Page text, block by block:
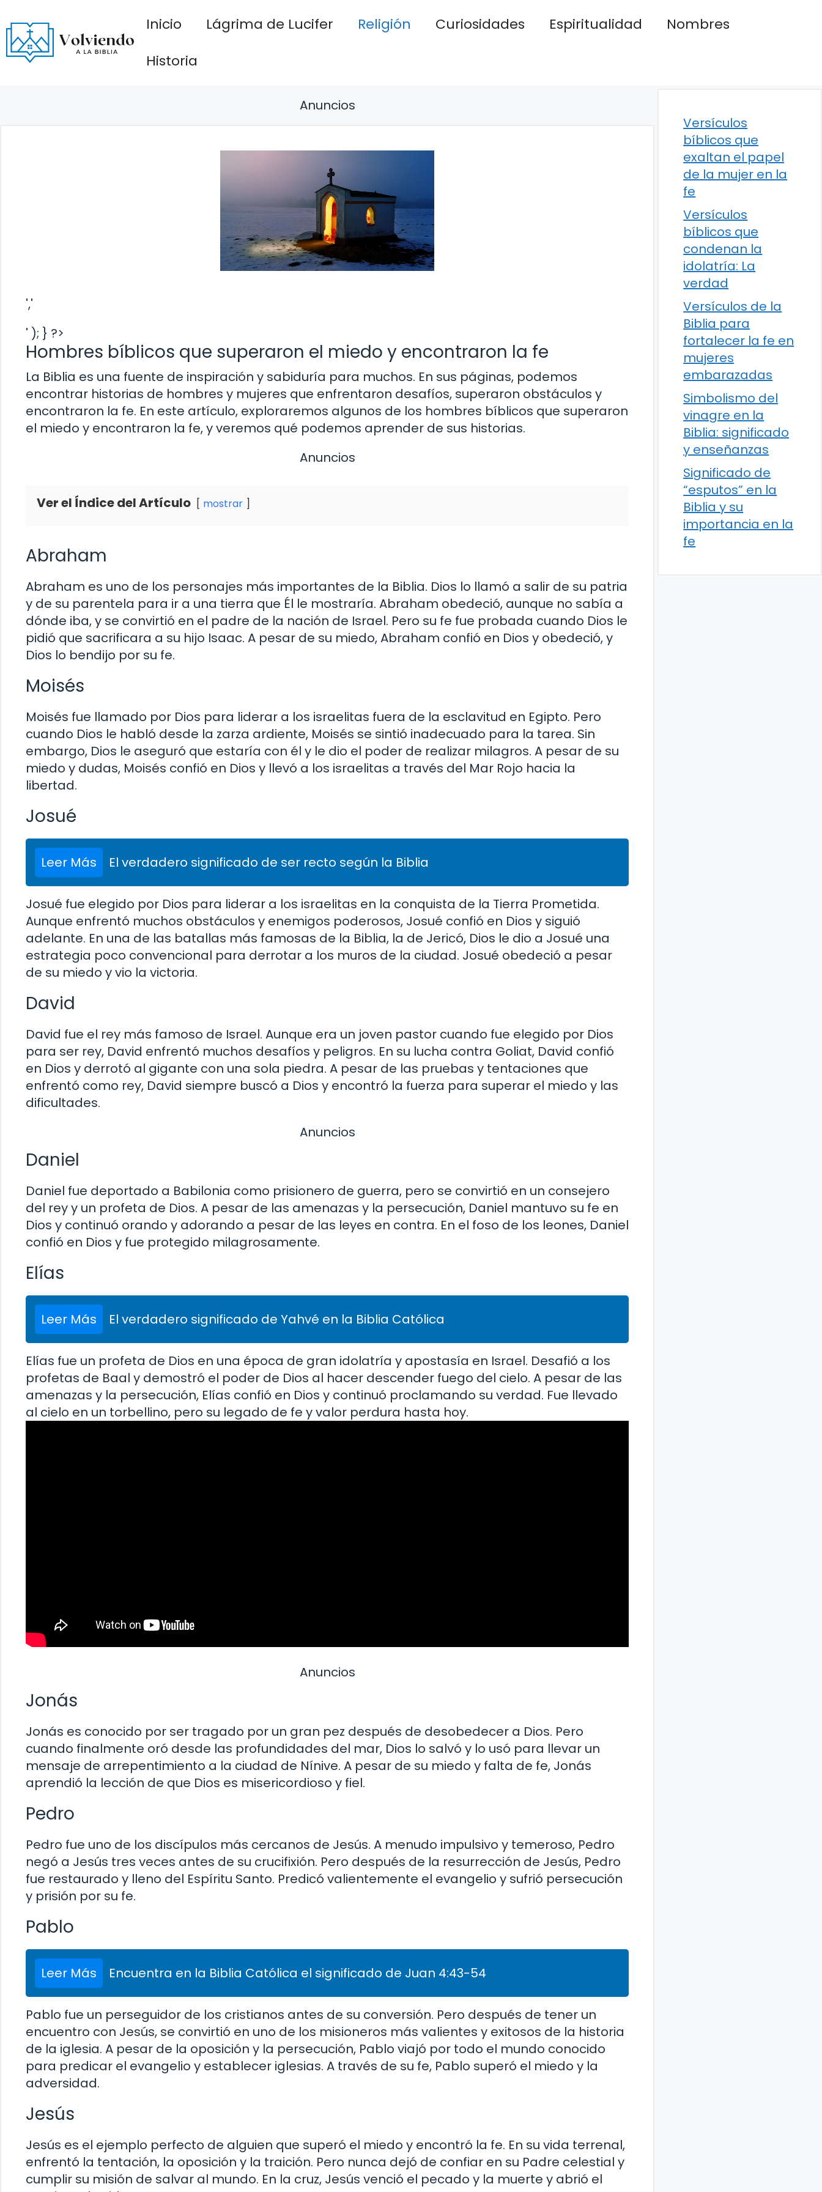
al
contenido
Inicio Lágrima de Lucifer Religión Curiosidades Espiritualidad
Nombres
Historia
Anuncios
','
' ); } ?>
Hombres bíblicos que superaron el miedo y encontraron la fe
La Biblia es una fuente de inspiración y sabiduría para muchos. En sus páginas, podemos
encontrar historias de hombres y mujeres que enfrentaron desafíos, superaron obstáculos y
encontraron la fe. En este artículo, exploraremos algunos de los hombres bíblicos que superaron
el miedo y encontraron la fe, y veremos qué podemos aprender de sus historias.
Anuncios
Ver el Índice del Artículo mostrar
Abraham
Abraham es uno de los personajes más importantes de la Biblia. Dios lo llamó a salir de su patria
y de su parentela para ir a una tierra que Él le mostraría. Abraham obedeció, aunque no sabía a
dónde iba, y se convirtió en el padre de la nación de Israel. Pero su fe fue probada cuando Dios le
pidió que sacrificara a su hijo Isaac. A pesar de su miedo, Abraham confió en Dios y obedeció, y
Dios lo bendijo por su fe.
Moisés
Moisés fue llamado por Dios para liderar a los israelitas fuera de la esclavitud en Egipto. Pero
cuando Dios le habló desde la zarza ardiente, Moisés se sintió inadecuado para la tarea. Sin
embargo, Dios le aseguró que estaría con él y le dio el poder de realizar milagros. A pesar de su
miedo y dudas, Moisés confió en Dios y llevó a los israelitas a través del Mar Rojo hacia la
libertad.
Josué
Leer Más El verdadero significado de ser recto según la Biblia
Josué fue elegido por Dios para liderar a los israelitas en la conquista de la Tierra Prometida.
Aunque enfrentó muchos obstáculos y enemigos poderosos, Josué confió en Dios y siguió
adelante. En una de las batallas más famosas de la Biblia, la de Jericó, Dios le dio a Josué una
estrategia poco convencional para derrotar a los muros de la ciudad. Josué obedeció a pesar
de su miedo y vio la victoria.
David
David fue el rey más famoso de Israel. Aunque era un joven pastor cuando fue elegido por Dios
para ser rey, David enfrentó muchos desafíos y peligros. En su lucha contra Goliat, David confió
en Dios y derrotó al gigante con una sola piedra. A pesar de las pruebas y tentaciones que
enfrentó como rey, David siempre buscó a Dios y encontró la fuerza para superar el miedo y las
dificultades.
Anuncios
Daniel
Daniel fue deportado a Babilonia como prisionero de guerra, pero se convirtió en un consejero
del rey y un profeta de Dios. A pesar de las amenazas y la persecución, Daniel mantuvo su fe en
Dios y continuó orando y adorando a pesar de las leyes en contra. En el foso de los leones, Daniel
confió en Dios y fue protegido milagrosamente.
Elías
Leer Más El verdadero significado de Yahvé en la Biblia Católica
Elías fue un profeta de Dios en una época de gran idolatría y apostasía en Israel. Desafió a los
profetas de Baal y demostró el poder de Dios al hacer descender fuego del cielo. A pesar de las
amenazas y la persecución, Elías confió en Dios y continuó proclamando su verdad. Fue llevado
al cielo en un torbellino, pero su legado de fe y valor perdura hasta hoy.
Anuncios
Jonás
Jonás es conocido por ser tragado por un gran pez después de desobedecer a Dios. Pero
cuando finalmente oró desde las profundidades del mar, Dios lo salvó y lo usó para llevar un
mensaje de arrepentimiento a la ciudad de Nínive. A pesar de su miedo y falta de fe, Jonás
aprendió la lección de que Dios es misericordioso y fiel.
Pedro
Pedro fue uno de los discípulos más cercanos de Jesús. A menudo impulsivo y temeroso, Pedro
negó a Jesús tres veces antes de su crucifixión. Pero después de la resurrección de Jesús, Pedro
fue restaurado y lleno del Espíritu Santo. Predicó valientemente el evangelio y sufrió persecución
y prisión por su fe.
Pablo
Leer Más Encuentra en la Biblia Católica el significado de Juan 4:43-54
Pablo fue un perseguidor de los cristianos antes de su conversión. Pero después de tener un
encuentro con Jesús, se convirtió en uno de los misioneros más valientes y exitosos de la historia
de la iglesia. A pesar de la oposición y la persecución, Pablo viajó por todo el mundo conocido
para predicar el evangelio y establecer iglesias. A través de su fe, Pablo superó el miedo y la
adversidad.
Jesús
Jesús es el ejemplo perfecto de alguien que superó el miedo y encontró la fe. En su vida terrenal,
enfrentó la tentación, la oposición y la traición. Pero nunca dejó de confiar en su Padre celestial y
cumplir su misión de salvar al mundo. En la cruz, Jesús venció el pecado y la muerte y abrió el
Versículos
bíblicos que
exaltan el papel
de la mujer en la
fe
Versículos
bíblicos que
condenan la
idolatría: La
verdad
Versículos de la
Biblia para
fortalecer la fe en
mujeres
embarazadas
Simbolismo del
vinagre en la
Biblia: significado
y enseñanzas
Significado de
“esputos” en la
Biblia y su
importancia en la
fe